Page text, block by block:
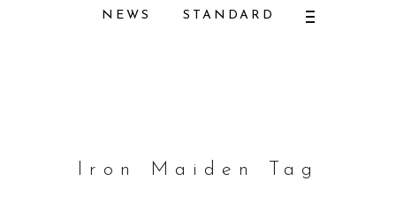
NEWS STANDARD
Iron Maiden Tag